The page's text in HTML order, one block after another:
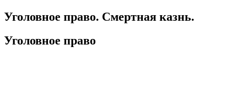
Уголовное право. Смертная казнь.
Уголовное право